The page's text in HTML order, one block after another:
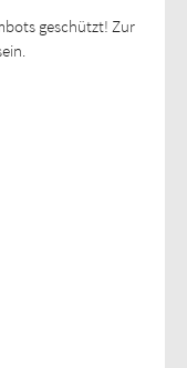
geschützt! Zur